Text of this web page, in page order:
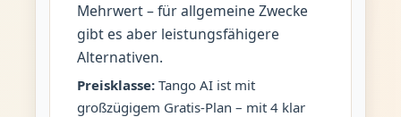
Mehrwert – für allgemeine Zwecke
gibt es aber leistungsfähigere
Alternativen.
Preisklasse:Tango AI ist mit
großzügigem Gratis-Plan – mit 4 klar